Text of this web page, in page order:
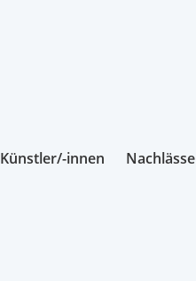
Künstler/-innen Nachlässe